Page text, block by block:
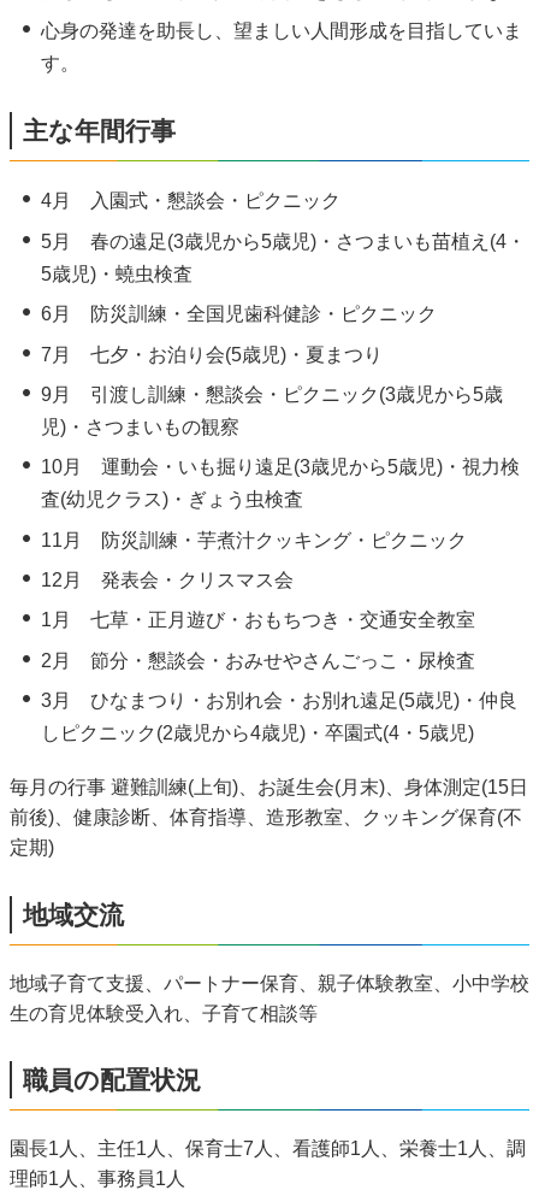
心身の発達を助長し、望ましい人間形成を目指していま
す。
主な年間行事
4月 入園式・懇談会・ピクニック
5月 春の遠足(3歳児から5歳児)・さつまいも苗植え(4・
5歳児)・蟯虫検査
6月 防災訓練・全国児歯科健診・ピクニック
7月 七夕・お泊り会(5歳児)・夏まつり
9月 引渡し訓練・懇談会・ピクニック(3歳児から5歳
児)・さつまいもの観察
10月 運動会・いも掘り遠足(3歳児から5歳児)・視力検
査(幼児クラス)・ぎょう虫検査
11月 防災訓練・芋煮汁クッキング・ピクニック
12月 発表会・クリスマス会
1月 七草・正月遊び・おもちつき・交通安全教室
2月 節分・懇談会・おみせやさんごっこ・尿検査
3月 ひなまつり・お別れ会・お別れ遠足(5歳児)・仲良
しピクニック(2歳児から4歳児)・卒園式(4・5歳児)
毎月の行事 避難訓練(上旬)、お誕生会(月末)、身体測定(15日
前後)、健康診断、体育指導、造形教室、クッキング保育(不
定期)
地域交流
地域子育て支援、パートナー保育、親子体験教室、小中学校
生の育児体験受入れ、子育て相談等
職員の配置状況
園長1人、主任1人、保育士7人、看護師1人、栄養士1人、調
理師1人、事務員1人